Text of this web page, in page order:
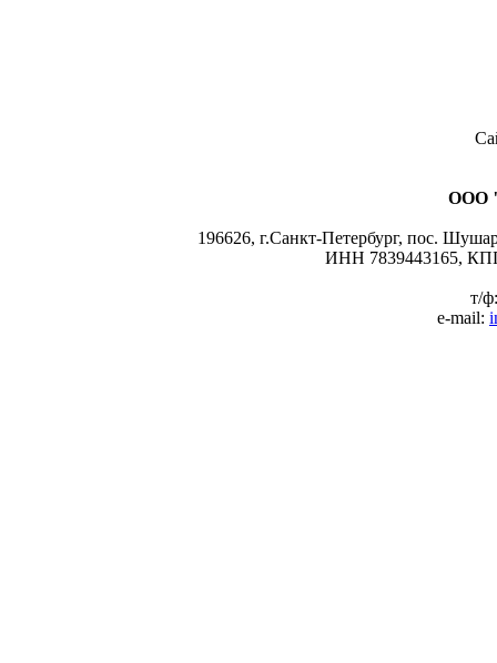
ООО
196626, г.Санкт-Петербург, пос.
ИНН 7839443165,
т/
e-mail: